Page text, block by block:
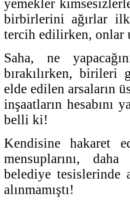
yemekler
birbirlerini ağırlar
tercih edilirken, onlar
Saha, ne
bırakılırken,
elde edilen arsaların
inşaatların hesabını
belli ki!
Kendisine hakaret
mensuplarını,
belediye tesislerinde
alınmamıştı!